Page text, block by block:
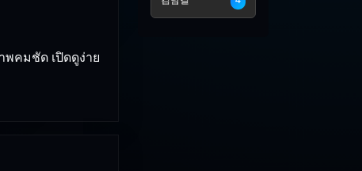
พคมชัด เปิดดูง่าย